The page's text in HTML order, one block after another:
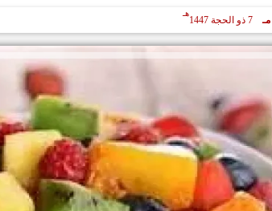
7 ذو الحجة 1447
هـ